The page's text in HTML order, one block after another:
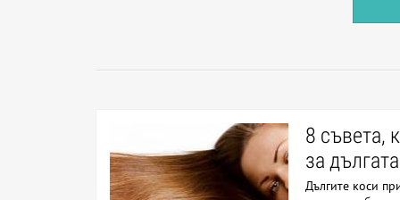
8 съвета,
за
Дългите коси